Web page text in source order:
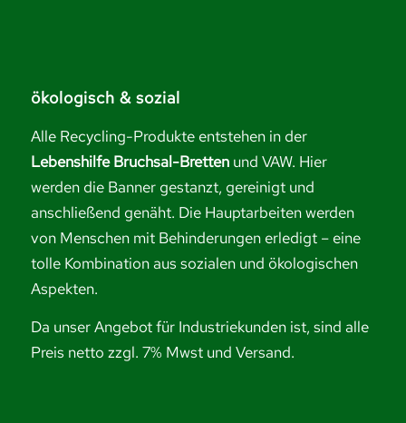
ökologisch & sozial
Alle Recycling-Produkte entstehen in der
Lebenshilfe Bruchsal-Bretten und VAW. Hier
werden die Banner gestanzt, gereinigt und
anschließend genäht. Die Hauptarbeiten werden
von Menschen mit Behinderungen erledigt – eine
tolle Kombination aus sozialen und ökologischen
Aspekten.
Da unser Angebot für Industriekunden ist, sind alle
Preis netto zzgl. 7% Mwst und Versand.